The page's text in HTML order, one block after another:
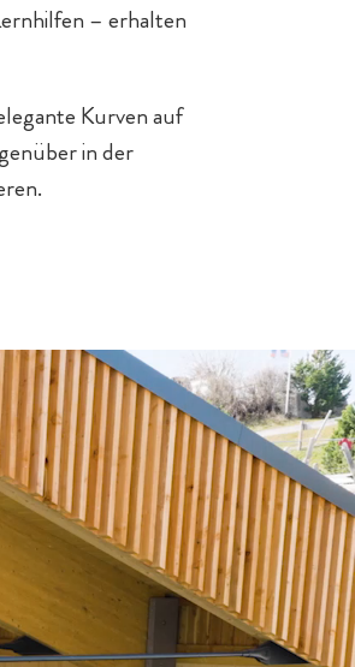
– erhalten
Kurven auf
in der